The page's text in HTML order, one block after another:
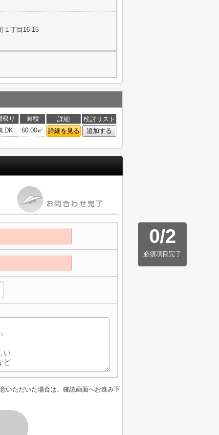
１丁目16-15
取り 面積 詳細
検討リスト
60.00㎡ 詳細を見る 追加する
0/2
必須項目完了
いただいた場合は、確認画面へお進み下